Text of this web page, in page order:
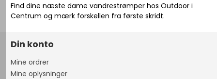
Find dine næste dame vandrestrømper hos Outdoor i
Centrum og mærk forskellen fra første skridt.
Din konto
Mine ordrer
Mine oplysninger